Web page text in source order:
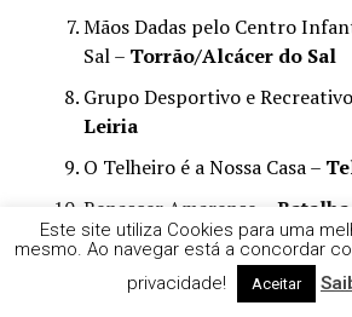
Mãos Dadas pelo Centro
Sal – Torrão/Alcácer do Sal
Grupo Desportivo e
Leiria
O Telheiro é a Nossa Casa –
Renascer Amarense
– Batalha
Recuperar a alegria –Coimbra
Associação Milvoz
Este site utiliza Cookies para uma
mesmo. Ao navegar está a concordar
privacidade!
Aceitar